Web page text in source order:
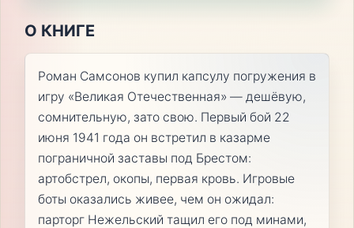
О КНИГЕ
Роман Самсонов купил капсулу погружения в
игру «Великая Отечественная» — дешёвую,
сомнительную, зато свою. Первый бой 22
июня 1941 года он встретил в казарме
пограничной заставы под Брестом:
артобстрел, окопы, первая кровь. Игровые
боты оказались живее, чем он ожидал:
парторг Нежельский тащил его под минами,